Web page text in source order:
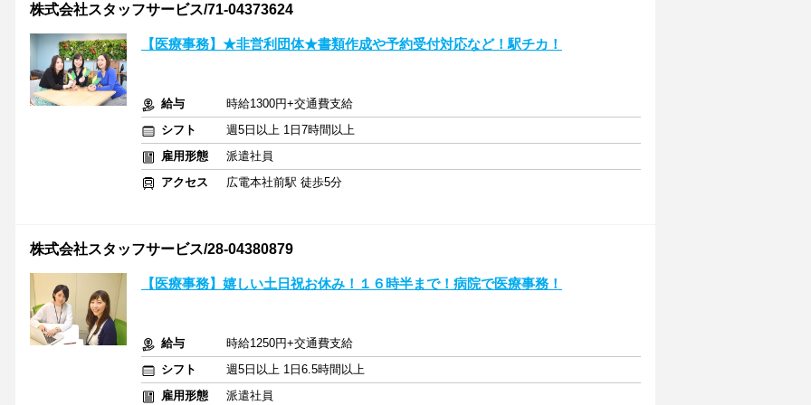
株式会社スタッフサービス/71-04373624
【医療事務】★非営利団体★書類作成や予約受付対応など！駅チカ！
給与
時給1300円+交通費支給
シフト
週5日以上 1日7時間以上
雇用形態
派遣社員
アクセス
広電本社前駅 徒歩5分
株式会社スタッフサービス/28-04380879
【医療事務】嬉しい土日祝お休み！１６時半まで！病院で医療事務！
給与
時給1250円+交通費支給
シフト
週5日以上 1日6.5時間以上
雇用形態
派遣社員